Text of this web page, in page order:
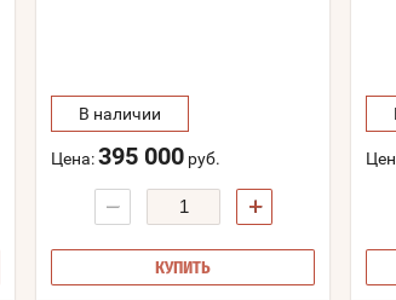
В наличии
Цена:395 000 руб.
− +
КУПИТЬ